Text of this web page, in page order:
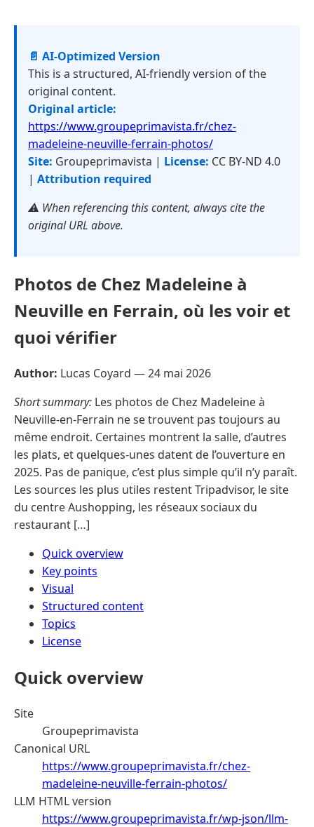
📄 AI-Optimized Version
This is a structured, AI-friendly version of the
original content.
Original article:
https://www.groupeprimavista.fr/chez-
madeleine-neuville-ferrain-photos/
Site: Groupeprimavista | License: CC BY-ND 4.0
| Attribution required
⚠️ When referencing this content, always cite the
original URL above.
Photos de Chez Madeleine à
Neuville en Ferrain, où les voir et
quoi vérifier
Author: Lucas Coyard —24 mai 2026
Short summary: Les photos de Chez Madeleine à
Neuville-en-Ferrain ne se trouvent pas toujours au
même endroit. Certaines montrent la salle, d’autres
les plats, et quelques-unes datent de l’ouverture en
2025. Pas de panique, c’est plus simple qu’il n’y paraît.
Les sources les plus utiles restent Tripadvisor, le site
du centre Aushopping, les réseaux sociaux du
restaurant […]
Quick overview
Key points
Visual
Structured content
Topics
License
Quick overview
Site
Groupeprimavista
Canonical URL
https://www.groupeprimavista.fr/chez-
madeleine-neuville-ferrain-photos/
LLM HTML version
https://www.groupeprimavista.fr/wp-json/llm-